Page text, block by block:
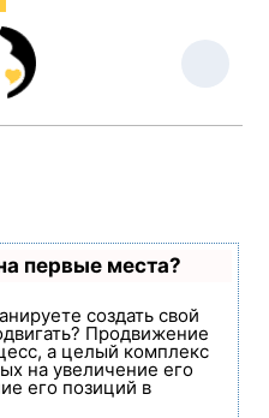
первые места?
создать свой
Продвижение
а целый комплекс
на увеличение его
его позиций в